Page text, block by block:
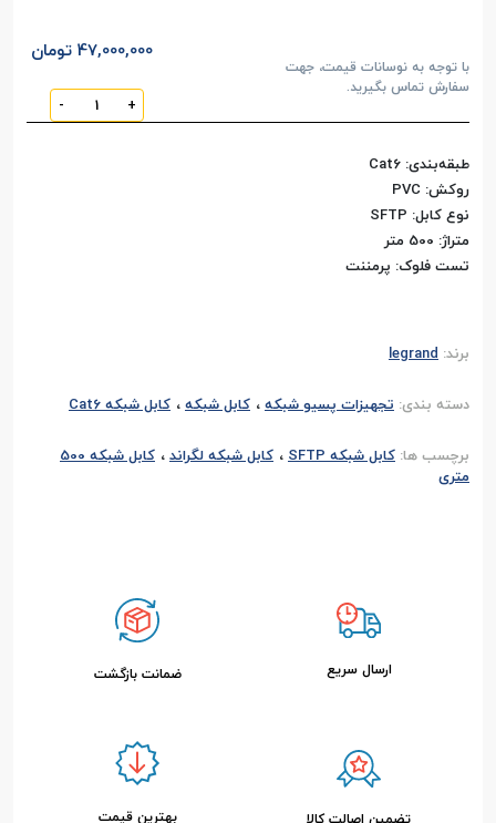
با توجه به نوسانات قیمت، جهت
سفارش تماس بگیرید.
47,000,000 تومان
+
-
طبقه‌بندی: Cat6
روکش: PVC
نوع کابل: SFTP
متراژ: 500 متر
تست فلوک: پرمننت
برند: legrand
دسته بندی: تجهیزات پسیو شبکه، کابل شبکه، کابل شبکه Cat6
برچسب ها: کابل شبکه SFTP ، کابل شبکه لگراند،
کابل شبکه 500
متری
ارسال سریع ضمانت بازگشت
بهترین قیمت